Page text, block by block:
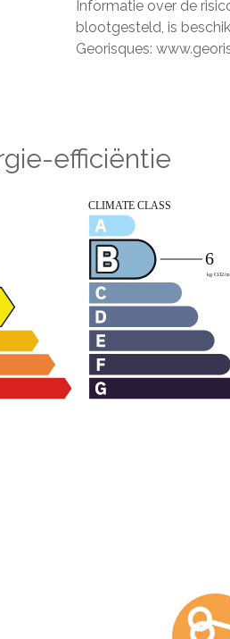
Informatie over de
blootgesteld, is
Georisques:
efficiëntie